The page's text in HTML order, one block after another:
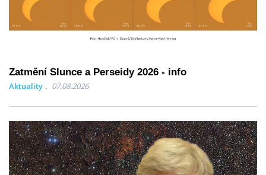
Zatmění Slunce a Perseidy 2026 - info
Aktuality 07.08.2026